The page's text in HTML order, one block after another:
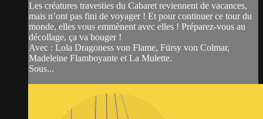
Les créatures travesties du Cabaret reviennent de vacances,
mais n’ont pas fini de voyager ! Et pour continuer ce tour du
monde, elles vous emmènent avec elles ! Préparez-vous au
décollage, ça va bouger !
Avec : Lola Dragoness von Flame, Fürsy von Colmar,
Madeleine Flamboyante et La Mulette.
Sous...